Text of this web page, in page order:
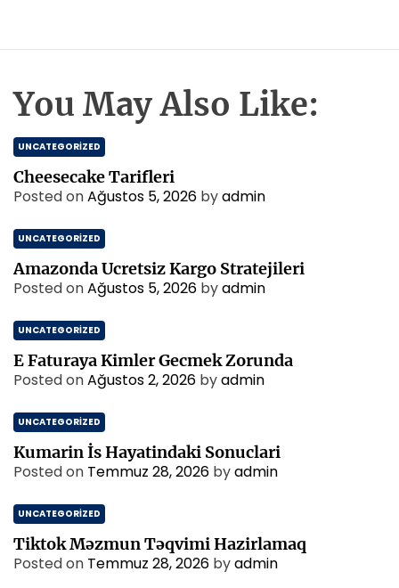
You May Also Like:
UNCATEGORIZED
Cheesecake Tarifleri
Posted onAğustos 5, 2026 byadmin
UNCATEGORIZED
Amazonda Ucretsiz Kargo Stratejileri
Posted onAğustos 5, 2026 byadmin
UNCATEGORIZED
E Faturaya Kimler Gecmek Zorunda
Posted onAğustos 2, 2026 byadmin
UNCATEGORIZED
Kumarin İs Hayatindaki Sonuclari
Posted on Temmuz 28, 2026 byadmin
UNCATEGORIZED
Tiktok Məzmun Təqvimi Hazirlamaq
Posted on Temmuz 28, 2026 byadmin